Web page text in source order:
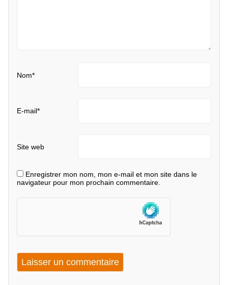
Nom*
E-mail*
Site web
Enregistrer mon nom, mon e-mail et mon site dans le
navigateur pour mon prochain commentaire.